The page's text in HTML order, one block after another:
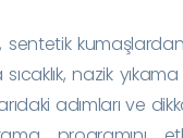
sentetik
nazik
adımları ve